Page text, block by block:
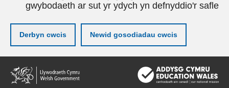
gwybodaeth ar sut yr ydych yn defnyddio'r safle
Derbyn cwcis Newid gosodiadau cwcis
Neidio
i'r
prif